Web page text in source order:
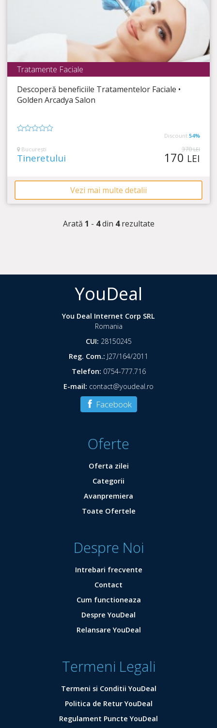
Timp Rămas
11:29:33
Tratamente Faciale
Descoperă beneficiile Tratamentelor Faciale •
Golden Arcadya Salon
din
5
Discount 54%
București
Tineretului
370LEI
170 LEI
Vezi mai multe detalii
Arată 1 - 4din 4rezultate
YouDeal
You Deal Internet Corp SRL
Romania
CUI: 28150245
Reg. Com.: J27/164/2011
Telefon: 0754-777.716
E-mail: contact@youdeal.ro
Facebook
Oferte
Oferta zilei
Categorii
Avanpremiera
Toate Ofertele
Despre Noi
Intrebari frecvente
Contact
Cum functioneaza
Despre YouDeal
Relansare YouDeal
Termeni Legali
Termeni si Conditii YouDeal
Politica de Retur YouDeal
Regulament Puncte YouDeal